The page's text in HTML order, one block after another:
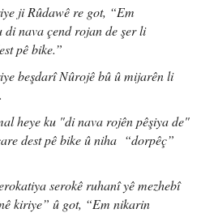
ji Rûdawê re got, “Em
di nava çend rojan de şer li
pê bike.”
beşdarî Nûrojê bû û mijarên li
heye ku "di nava rojên pêşiya de"
dest pê bike û niha “dorpêç”
serokê ruhanî yê mezhebî
kiriye” û got, “Em nikarin